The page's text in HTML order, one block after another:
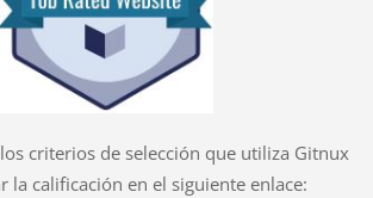
criterios de selección que utiliza Gitnux
la calificación en el siguiente enlace: